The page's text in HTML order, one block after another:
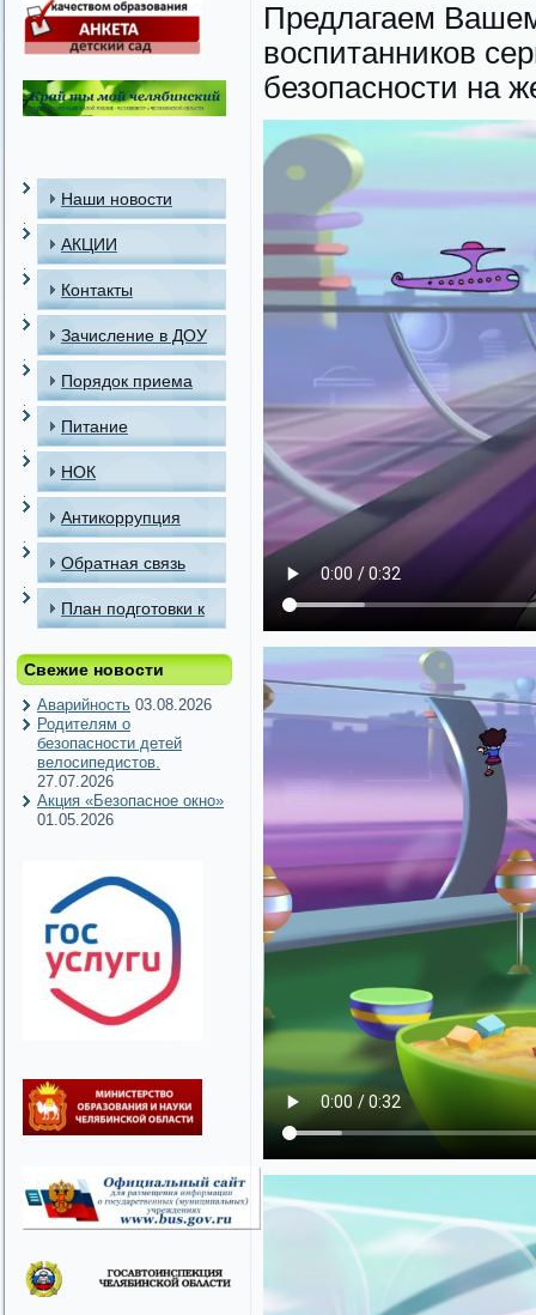
Наши новости
АКЦИИ
Контакты
Зачисление в ДОУ
Порядок приема
детей в МАДОУ
Питание
НОК
Антикоррупция
Обратная связь
План подготовки к
периоду
Свежие новости
Аварийность 03.08.2026
Родителям о
безопасности детей
велосипедистов.
27.07.2026
Акция «Безопасное окно»
01.05.2026
Предлагаем
воспитанников
безопасности на